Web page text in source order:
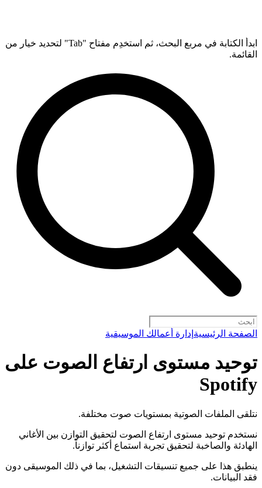
ابدأ الكتابة في مربع البحث، ثم استخدِم مفتاح "Tab" لتحديد خيار من
القائمة.
الصفحة الرئيسية إدارة أعمالك الموسيقية
توحيد مستوى ارتفاع الصوت على
Spotify
نتلقى الملفات الصوتية بمستويات صوت مختلفة.
نستخدم توحيد مستوى ارتفاع الصوت لتحقيق التوازن بين الأغاني
الهادئة والصاخبة لتحقيق تجربة استماع أكثر توازناً.
ينطبق هذا على جميع تنسيقات التشغيل، بما في ذلك الموسيقى دون
فقد البيانات.